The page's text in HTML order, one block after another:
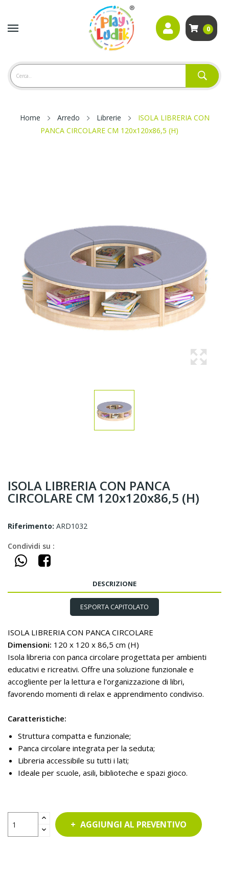
0
Home Arredo Librerie
ISOLA LIBRERIA CON
PANCA CIRCOLARE CM 120x120x86,5 (H)
ISOLA LIBRERIA CON PANCA
CIRCOLARE CM 120x120x86,5 (H)
Riferimento: ARD1032
Condividi su :
DESCRIZIONE
ESPORTA CAPITOLATO
ISOLA LIBRERIA CON PANCA CIRCOLARE
Dimensioni: 120 x 120 x 86,5 cm (H)
Isola libreria con panca circolare progettata per ambienti
educativi e ricreativi. Offre una soluzione funzionale e
accogliente per la lettura e l'organizzazione di libri,
favorendo momenti di relax e apprendimento condiviso.
Caratteristiche:
Struttura compatta e funzionale;
Panca circolare integrata per la seduta;
Libreria accessibile su tutti i lati;
Ideale per scuole, asili, biblioteche e spazi gioco.
AGGIUNGI AL PREVENTIVO